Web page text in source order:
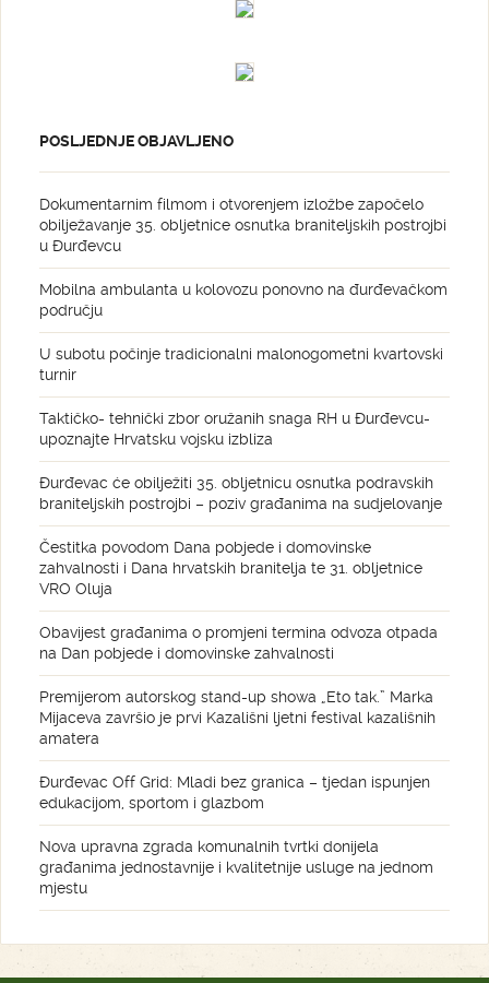
POSLJEDNJE OBJAVLJENO
Dokumentarnim filmom i otvorenjem izložbe započelo
obilježavanje 35. obljetnice osnutka braniteljskih postrojbi
u Đurđevcu
Mobilna ambulanta u kolovozu ponovno na đurđevačkom
području
U subotu počinje tradicionalni malonogometni kvartovski
turnir
Taktičko- tehnički zbor oružanih snaga RH u Đurđevcu-
upoznajte Hrvatsku vojsku izbliza
Đurđevac će obilježiti 35. obljetnicu osnutka podravskih
braniteljskih postrojbi – poziv građanima na sudjelovanje
Čestitka povodom Dana pobjede i domovinske
zahvalnosti i Dana hrvatskih branitelja te 31. obljetnice
VRO Oluja
Obavijest građanima o promjeni termina odvoza otpada
na Dan pobjede i domovinske zahvalnosti
Premijerom autorskog stand-up showa „Eto tak.” Marka
Mijaceva završio je prvi Kazališni ljetni festival kazališnih
amatera
Đurđevac Off Grid: Mladi bez granica – tjedan ispunjen
edukacijom, sportom i glazbom
Nova upravna zgrada komunalnih tvrtki donijela
građanima jednostavnije i kvalitetnije usluge na jednom
mjestu